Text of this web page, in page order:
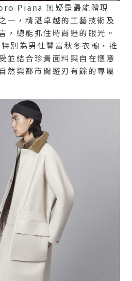
Piana 無疑是最能體現
一，精湛卓越的工藝技術及
，總能抓住時尚迷的眼光。
別為男仕豐富秋冬衣櫥，推
並結合珍貴面料與自在愜意
然與都市間遊刃有餘的專屬